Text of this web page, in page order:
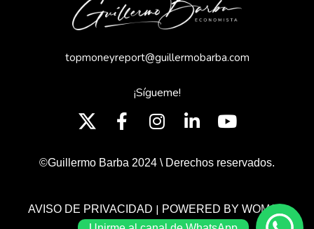
topmoneyreport@guillermobarba.com
¡Sígueme!
©Guillermo Barba 2024 \ Derechos reservados.
AVISO DE PRIVACIDAD | POWERED BY WOMGP